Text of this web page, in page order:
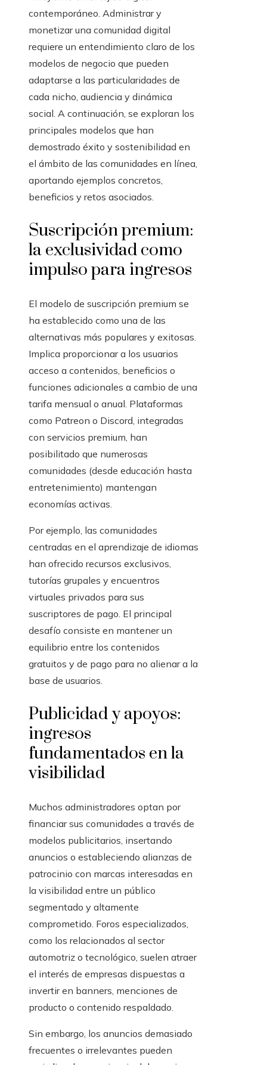
contemporáneo. Administrar y
monetizar una comunidad digital
requiere un entendimiento claro de los
modelos de negocio que pueden
adaptarse a las particularidades de
cada nicho, audiencia y dinámica
social. A continuación, se exploran los
principales modelos que han
demostrado éxito y sostenibilidad en
el ámbito de las comunidades en línea,
aportando ejemplos concretos,
beneficios y retos asociados.
Suscripción premium:
la exclusividad como
impulso para ingresos
El modelo de suscripción premium se
ha establecido como una de las
alternativas más populares y exitosas.
Implica proporcionar a los usuarios
acceso a contenidos, beneficios o
funciones adicionales a cambio de una
tarifa mensual o anual. Plataformas
como Patreon o Discord, integradas
con servicios premium, han
posibilitado que numerosas
comunidades (desde educación hasta
entretenimiento) mantengan
economías activas.
Por ejemplo, las comunidades
centradas en el aprendizaje de idiomas
han ofrecido recursos exclusivos,
tutorías grupales y encuentros
virtuales privados para sus
suscriptores de pago. El principal
desafío consiste en mantener un
equilibrio entre los contenidos
gratuitos y de pago para no alienar a la
base de usuarios.
Publicidad y apoyos:
ingresos
fundamentados en la
visibilidad
Muchos administradores optan por
financiar sus comunidades a través de
modelos publicitarios, insertando
anuncios o estableciendo alianzas de
patrocinio con marcas interesadas en
la visibilidad entre un público
segmentado y altamente
comprometido. Foros especializados,
como los relacionados al sector
automotriz o tecnológico, suelen atraer
el interés de empresas dispuestas a
invertir en banners, menciones de
producto o contenido respaldado.
Sin embargo, los anuncios demasiado
frecuentes o irrelevantes pueden